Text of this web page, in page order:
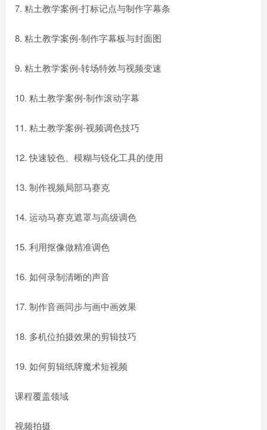
7. 粘土教学案例-打标记点与制作字幕条
8. 粘土教学案例-制作字幕板与封面图
9. 粘土教学案例-转场特效与视频变速
10. 粘土教学案例-制作滚动字幕
11. 粘土教学案例-视频调色技巧
12. 快速较色、模糊与锐化工具的使用
13. 制作视频局部马赛克
14. 运动马赛克遮罩与高级调色
15. 利用抠像做精准调色
16. 如何录制清晰的声音
17. 制作音画同步与画中画效果
18. 多机位拍摄效果的剪辑技巧
19. 如何剪辑纸牌魔术短视频
课程覆盖领域
视频拍摄